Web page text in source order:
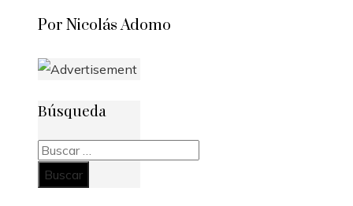
Por Nicolás Adomo
Búsqueda
Buscar: